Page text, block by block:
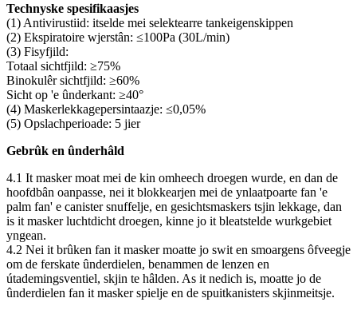
Technyske spesifikaasjes
(1) Antivirustiid: itselde mei selektearre tankeigenskippen
(2) Ekspiratoire wjerstân: ≤100Pa (30L/min)
(3) Fisyfjild:
Totaal sichtfjild: ≥75%
Binokulêr sichtfjild: ≥60%
Sicht op 'e ûnderkant: ≥40°
(4) Maskerlekkagepersintaazje: ≤0,05%
(5) Opslachperioade: 5 jier
Gebrûk en ûnderhâld
4.1 It masker moat mei de kin omheech droegen wurde, en dan de
hoofdbân oanpasse, nei it blokkearjen mei de ynlaatpoarte fan 'e
palm fan' e canister snuffelje, en gesichtsmaskers tsjin lekkage, dan
is it masker luchtdicht droegen, kinne jo it bleatstelde wurkgebiet
yngean.
4.2 Nei it brûken fan it masker moatte jo swit en smoargens ôfveegje
om de ferskate ûnderdielen, benammen de lenzen en
útademingsventiel, skjin te hâlden. As it nedich is, moatte jo de
ûnderdielen fan it masker spielje en de spuitkanisters skjinmeitsje.